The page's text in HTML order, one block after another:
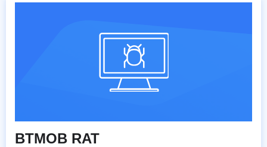
BTMOB RAT